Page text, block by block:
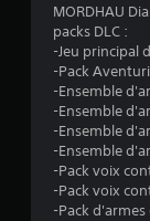
MORDHAU
packs DLC :
-Jeu principal
-Pack
-Ensemble
-Ensemble
-Ensemble
-Ensemble
-Pack voix
-Pack voix
-Pack